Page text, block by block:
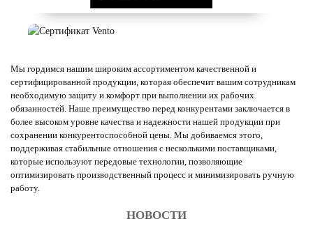
Мы гордимся нашим широким ассортиментом качественной и
сертифицированной продукции, которая обеспечит вашим сотрудникам
необходимую защиту и комфорт при выполнении их рабочих
обязанностей. Наше преимущество перед конкурентами заключается в
более высоком уровне качества и надежности нашей продукции при
сохранении конкурентоспособной цены. Мы добиваемся этого,
поддерживая стабильные отношения с несколькими поставщиками,
которые используют передовые технологии, позволяющие
оптимизировать производственный процесс и минимизировать ручную
работу.
НОВОСТИ